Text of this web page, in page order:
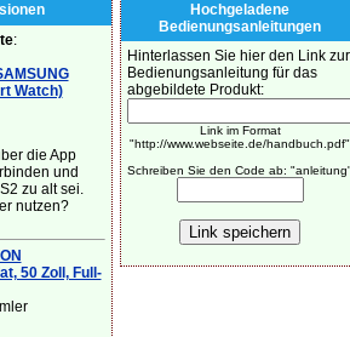
:
Watch)
die App
und
zu alt sei.
nutzen?
50 Zoll, Full-
Hochgeladene
Bedienungsanleitungen
Hinterlassen Sie hier den Link zur
Bedienungsanleitung für das
abgebildete Produkt:
Link im Format
"http://www.webseite.de/handbuch.pdf"
Schreiben Sie den Code ab: